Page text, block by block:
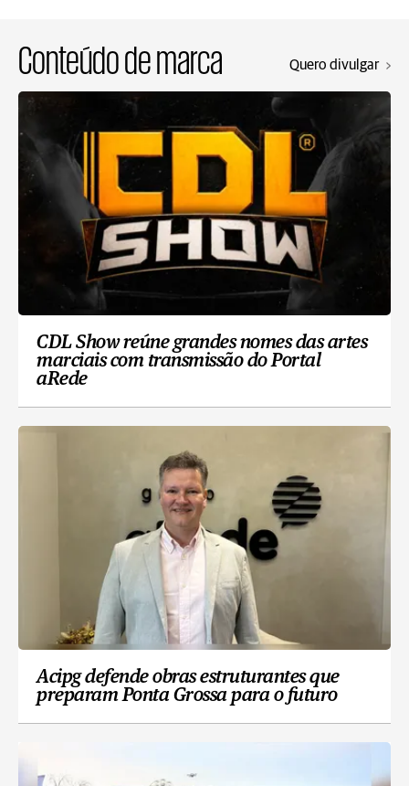
Conteúdo de marca Quero divulgar
CDL Show reúne grandes nomes das artes
marciais com transmissão do Portal
aRede
Acipg defende obras estruturantes que
preparam Ponta Grossa para o futuro